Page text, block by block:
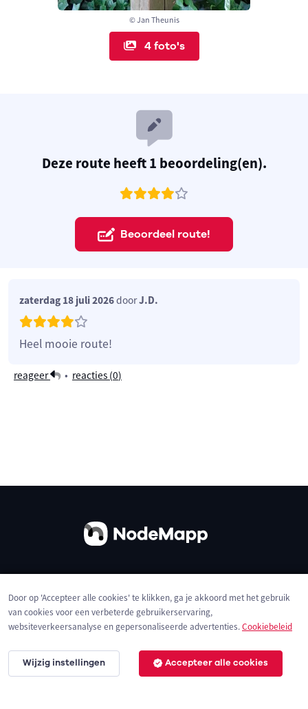
© Jan Theunis
4 foto's
Deze route heeft 1 beoordeling(en).
Beoordeel route!
zaterdag 18 juli 2026doorJ.D.
Heel mooie route!
reageer • reacties (0)
Privacybeleid Cookies
Door op 'Accepteer alle cookies' te klikken, ga je akkoord met het gebruik
van cookies voor een verbeterde gebruikerservaring,
websiteverkeersanalyse en gepersonaliseerde advertenties.Cookiebeleid
Wijzig instellingen Accepteer alle cookies